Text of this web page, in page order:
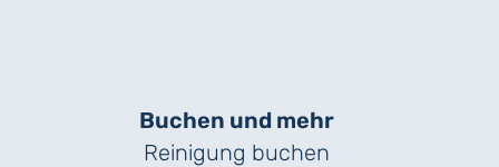
Buchen und mehr
Reinigung buchen